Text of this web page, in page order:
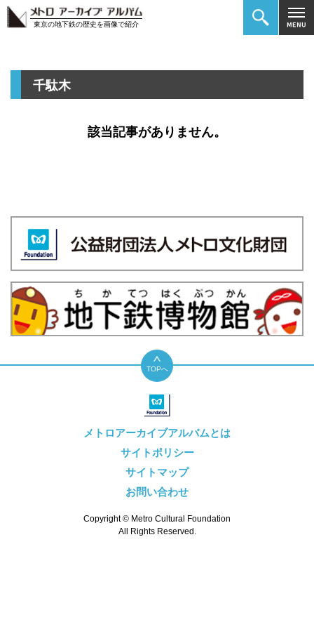
東京の地下鉄の歴史を画像で紹介
千駄木
該当記事がありません。
TOPへ
メトロアーカイブアルバムとは
サイトポリシー
サイトマップ
お問い合わせ
Copyright © Metro Cultural Foundation
All Rights Reserved.